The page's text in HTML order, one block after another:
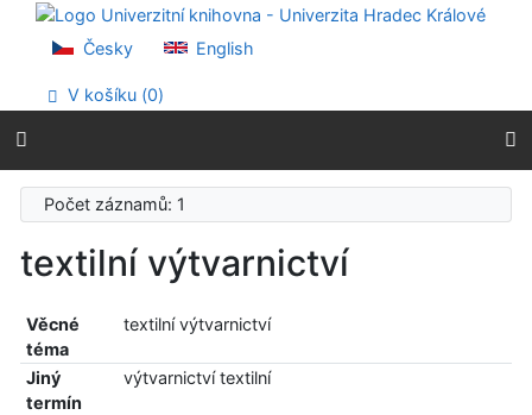
Přejít na obsah
Přejít na menu
Prohlášení o webové přístupnosti
Česky English
V košíku (0)
Počet záznamů: 1
textilní výtvarnictví
Věcné
téma
textilní výtvarnictví
Jiný
termín
výtvarnictví textilní